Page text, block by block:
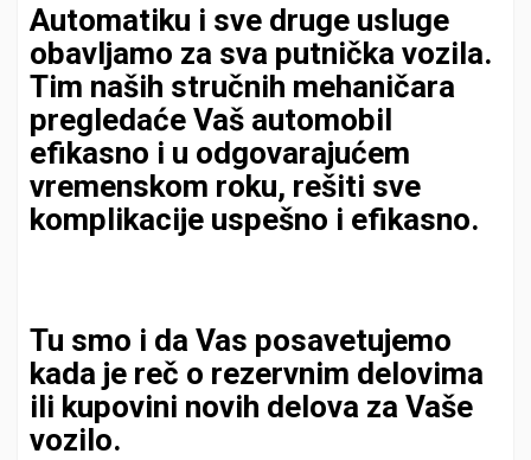
Automatiku i sve druge usluge
obavljamo za sva putnička vozila.
Tim naših stručnih mehaničara
pregledaće Vaš automobil
efikasno i u odgovarajućem
vremenskom roku, rešiti sve
komplikacije uspešno i efikasno.
Tu smo i da Vas posavetujemo
kada je reč o rezervnim delovima
ili kupovini novih delova za Vaše
vozilo.